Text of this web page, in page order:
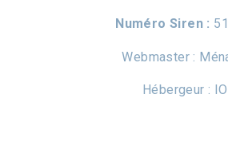
Numéro Siren :
Webmaster :
Hébergeur :